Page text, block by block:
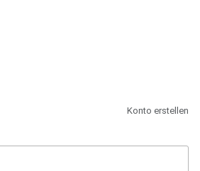
Konto erstellen